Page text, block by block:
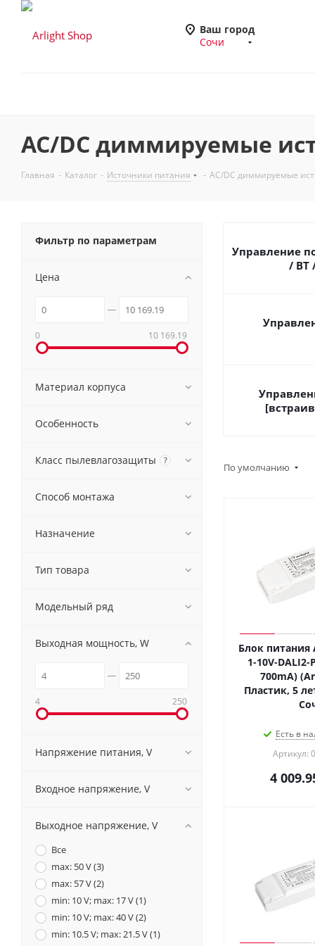
Ваш город
Сочи
AC/DC диммируемые
Главная - Каталог - Источники питания - AC/DC диммируемые
Управление
/ BT
По умолчанию
Блок питания
1-10V-DALI2-
700mA)
Пластик, 5
Есть в
Артикул:
4
Фильтр по параметрам
Цена
0 10 169.19
Материал корпуса
Особенность
Класс пылевлагозащиты ?
Способ монтажа
Назначение
Тип товара
Модельный ряд
Выходная мощность, W
4 250
Напряжение питания, V
Входное напряжение, V
Выходное напряжение, V
Все
max: 50 V (3)
max: 57 V (2)
min: 10 V; max: 17 V (1)
min: 10 V; max: 40 V (2)
min: 10.5 V; max: 21.5 V (1)